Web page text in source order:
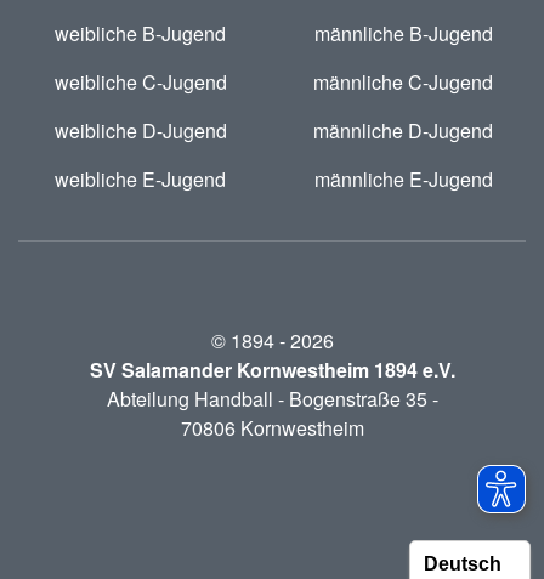
weibliche B-Jugend
weibliche C-Jugend
weibliche D-Jugend
weibliche E-Jugend
männliche B-Jugend
männliche C-Jugend
männliche D-Jugend
männliche E-Jugend
© 1894 -2026
SV Salamander Kornwestheim 1894 e.V.
Abteilung Handball - Bogenstraße 35 -
70806 Kornwestheim